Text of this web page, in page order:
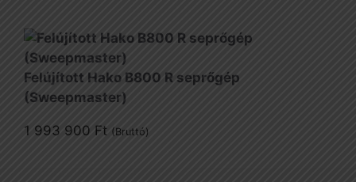
Felújított Hako B800 R seprőgép
(Sweepmaster)
1 993 900 Ft (Bruttó)